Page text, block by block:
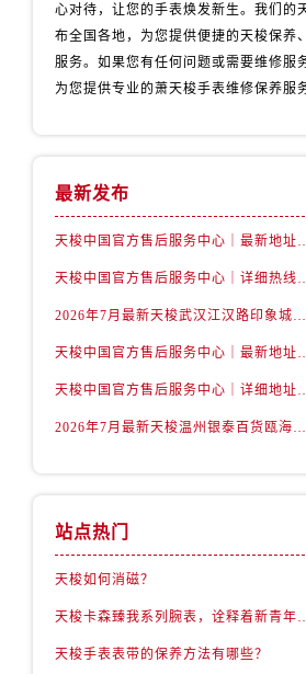
心对待，让您的手表焕发新生。我们的
布全国各地，为您提供便捷的天梭保养
服务。如果您有任何问题或需要维修服
为您提供专业的萧天梭手表维修保养服
最新发布
天梭中国官方售后服务中心｜最新地址与24小
天梭中国官方售后服务中心｜详细热线电话及
2026年7月最新天梭武汉江汉路印象城维修保养服务电话
天梭中国官方售后服务中心｜最新地址及官
天梭中国官方售后服务中心｜详细地址与
2026年7月最新天梭温州银泰百货瓯海店维修保养服务电话
站点热门
天梭如何消磁？
天梭卡森臻我系列腕表，
天梭手表表带的保养方法有哪些？